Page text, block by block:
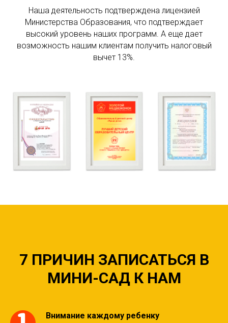
Наша деятельность подтверждена лицензией
Министерства Образования, что подтверждает
высокий уровень наших программ. А еще дает
возможность нашим клиентам получить налоговый
вычет 13%.
7 ПРИЧИН ЗАПИСАТЬСЯ В
МИНИ-САД К НАМ
Внимание каждому ребенку